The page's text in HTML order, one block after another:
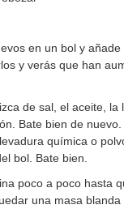
en un bol y
y verás que han
de sal, el aceite, la
Bate bien de
química o
bol. Bate bien.
poco a poco hasta
una masa blanda